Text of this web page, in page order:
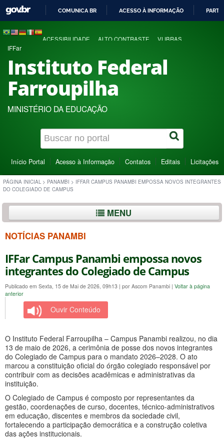
COMUNICA BR ACESSO À INFORMAÇÃO
ACESSIBILIDADE ALTO CONTRASTE VLIBRAS
IFFar
Instituto Federal
Farroupilha
MINISTÉRIO DA EDUCAÇÃO
Início Portal Acesso à Informação Contatos Editais Licitações
PÁGINA INICIAL > PANAMBI > IFFAR CAMPUS PANAMBI EMPOSSA NOVOS INTEGRANTES
DO COLEGIADO DE CAMPUS
MENU
NOTÍCIAS PANAMBI
IFFar Campus Panambi empossa novos
integrantes do Colegiado de Campus
Publicado em Sexta, 15 de Mai de 2026, 09h13 | por Ascom Panambi | Voltar à página
anterior
Ouvir Conteúdo
O Instituto Federal Farroupilha – Campus Panambi realizou, no dia
13 de maio de 2026, a cerimônia de posse dos novos integrantes
do Colegiado de Campus para o mandato 2026–2028. O ato
marcou a constituição oficial do órgão colegiado responsável por
contribuir com as decisões acadêmicas e administrativas da
instituição.
O Colegiado de Campus é composto por representantes da
gestão, coordenações de curso, docentes, técnico-administrativos
em educação, discentes e membros da sociedade civil,
fortalecendo a participação democrática e a construção coletiva
das ações institucionais.